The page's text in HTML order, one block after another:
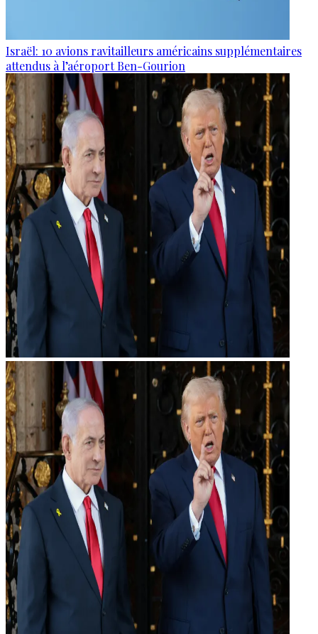
Israël: 10 avions ravitailleurs américains supplémentaires
attendus à l’aéroport Ben-Gourion